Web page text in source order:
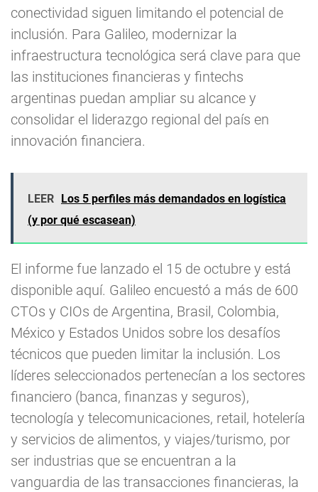
conectividad siguen limitando el potencial de
inclusión. Para Galileo, modernizar la
infraestructura tecnológica será clave para que
las instituciones financieras y fintechs
argentinas puedan ampliar su alcance y
consolidar el liderazgo regional del país en
innovación financiera.
LEER Los 5 perfiles más demandados en logística
(y por qué escasean)
El informe fue lanzado el 15 de octubre y está
disponible aquí. Galileo encuestó a más de 600
CTOs y CIOs de Argentina, Brasil, Colombia,
México y Estados Unidos sobre los desafíos
técnicos que pueden limitar la inclusión. Los
líderes seleccionados pertenecían a los sectores
financiero (banca, finanzas y seguros),
tecnología y telecomunicaciones, retail, hotelería
y servicios de alimentos, y viajes/turismo, por
ser industrias que se encuentran a la
vanguardia de las transacciones financieras, la